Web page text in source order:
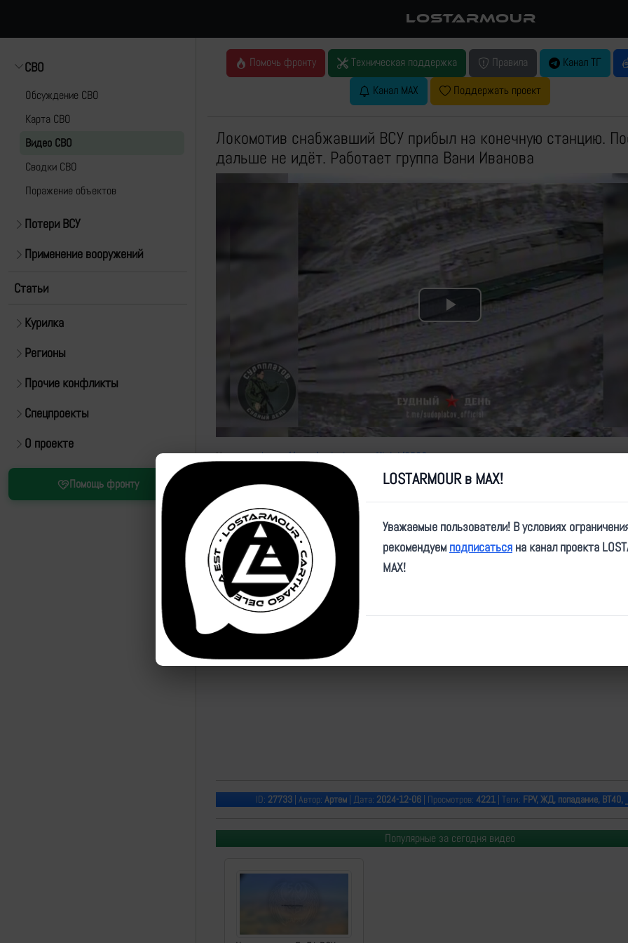
LOSTARMOUR
СВО
Обсуждение СВО
Карта СВО
Видео СВО
Cводки СВО
Поражение объектов
Потери ВСУ
Применение вооружений
Статьи
Курилка
Регионы
Прочие конфликты
Спецпроекты
О проекте
Помощь фронту
Помочь фронту Техническая поддержка Правила Канал ТГ
Канал MAX
Поддержать проект
Локомотив снабжавший ВСУ прибыл на конечную станцию.
дальше не идёт. Работает группа Вани Иванова
Play
Video
Источник:https://t.me/sudoplatov_official/3586
ID: 27733| Автор: Артем| Дата: 2024-12-06| Просмотров: 4221| Теги: FPV, ЖД, попадание, ВТ40,
Популярные за сегодня видео
LOSTARMOUR в MAX!
Уважаемые пользователи! В условиях
рекомендуем подписаться на канал проекта
MAX!